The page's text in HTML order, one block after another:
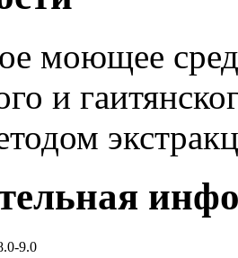
моющее
и
9.0